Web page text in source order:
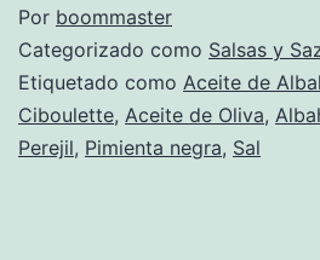
Por boommaster
Categorizado como Salsas y
Etiquetado como Aceite de
Ciboulette, Aceite de Oliva,
Perejil, Pimienta negra, Sal